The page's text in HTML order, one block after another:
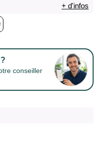
+ d'infos
conseiller